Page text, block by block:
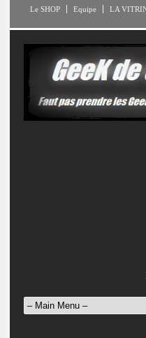
Le SHOP Equipe LA